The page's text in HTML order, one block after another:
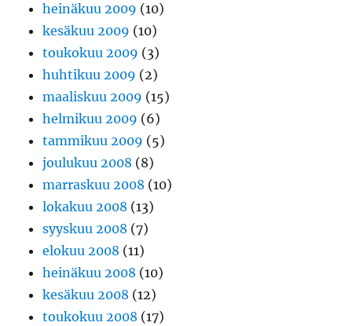
heinäkuu 2009 (10)
kesäkuu 2009 (10)
toukokuu 2009 (3)
huhtikuu 2009 (2)
maaliskuu 2009 (15)
helmikuu 2009 (6)
tammikuu 2009 (5)
joulukuu 2008 (8)
marraskuu 2008 (10)
lokakuu 2008 (13)
syyskuu 2008 (7)
elokuu 2008 (11)
heinäkuu 2008 (10)
kesäkuu 2008 (12)
toukokuu 2008 (17)